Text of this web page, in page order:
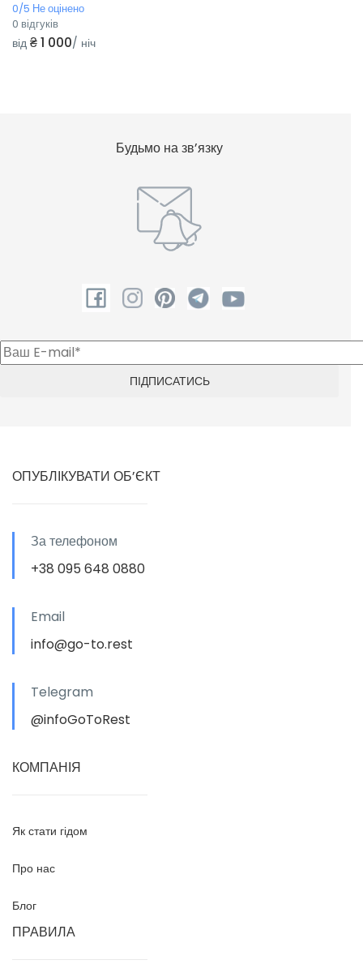
0/5 Не оцінено
0 відгуків
від ₴ 1 000/ ніч
Будьмо на зв’язку
ОПУБЛІКУВАТИ ОБ’ЄКТ
За телефоном
+38 095 648 0880
Email
info@go-to.rest
Telegram
@infoGoToRest
КОМПАНІЯ
Як стати гідом
Про нас
Блог
ПРАВИЛА